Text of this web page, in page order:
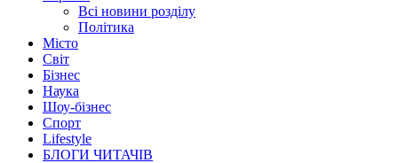
Всі новини розділу
Політика
Місто
Світ
Бізнес
Наука
Шоу-бізнес
Спорт
Lifestyle
БЛОГИ ЧИТАЧІВ